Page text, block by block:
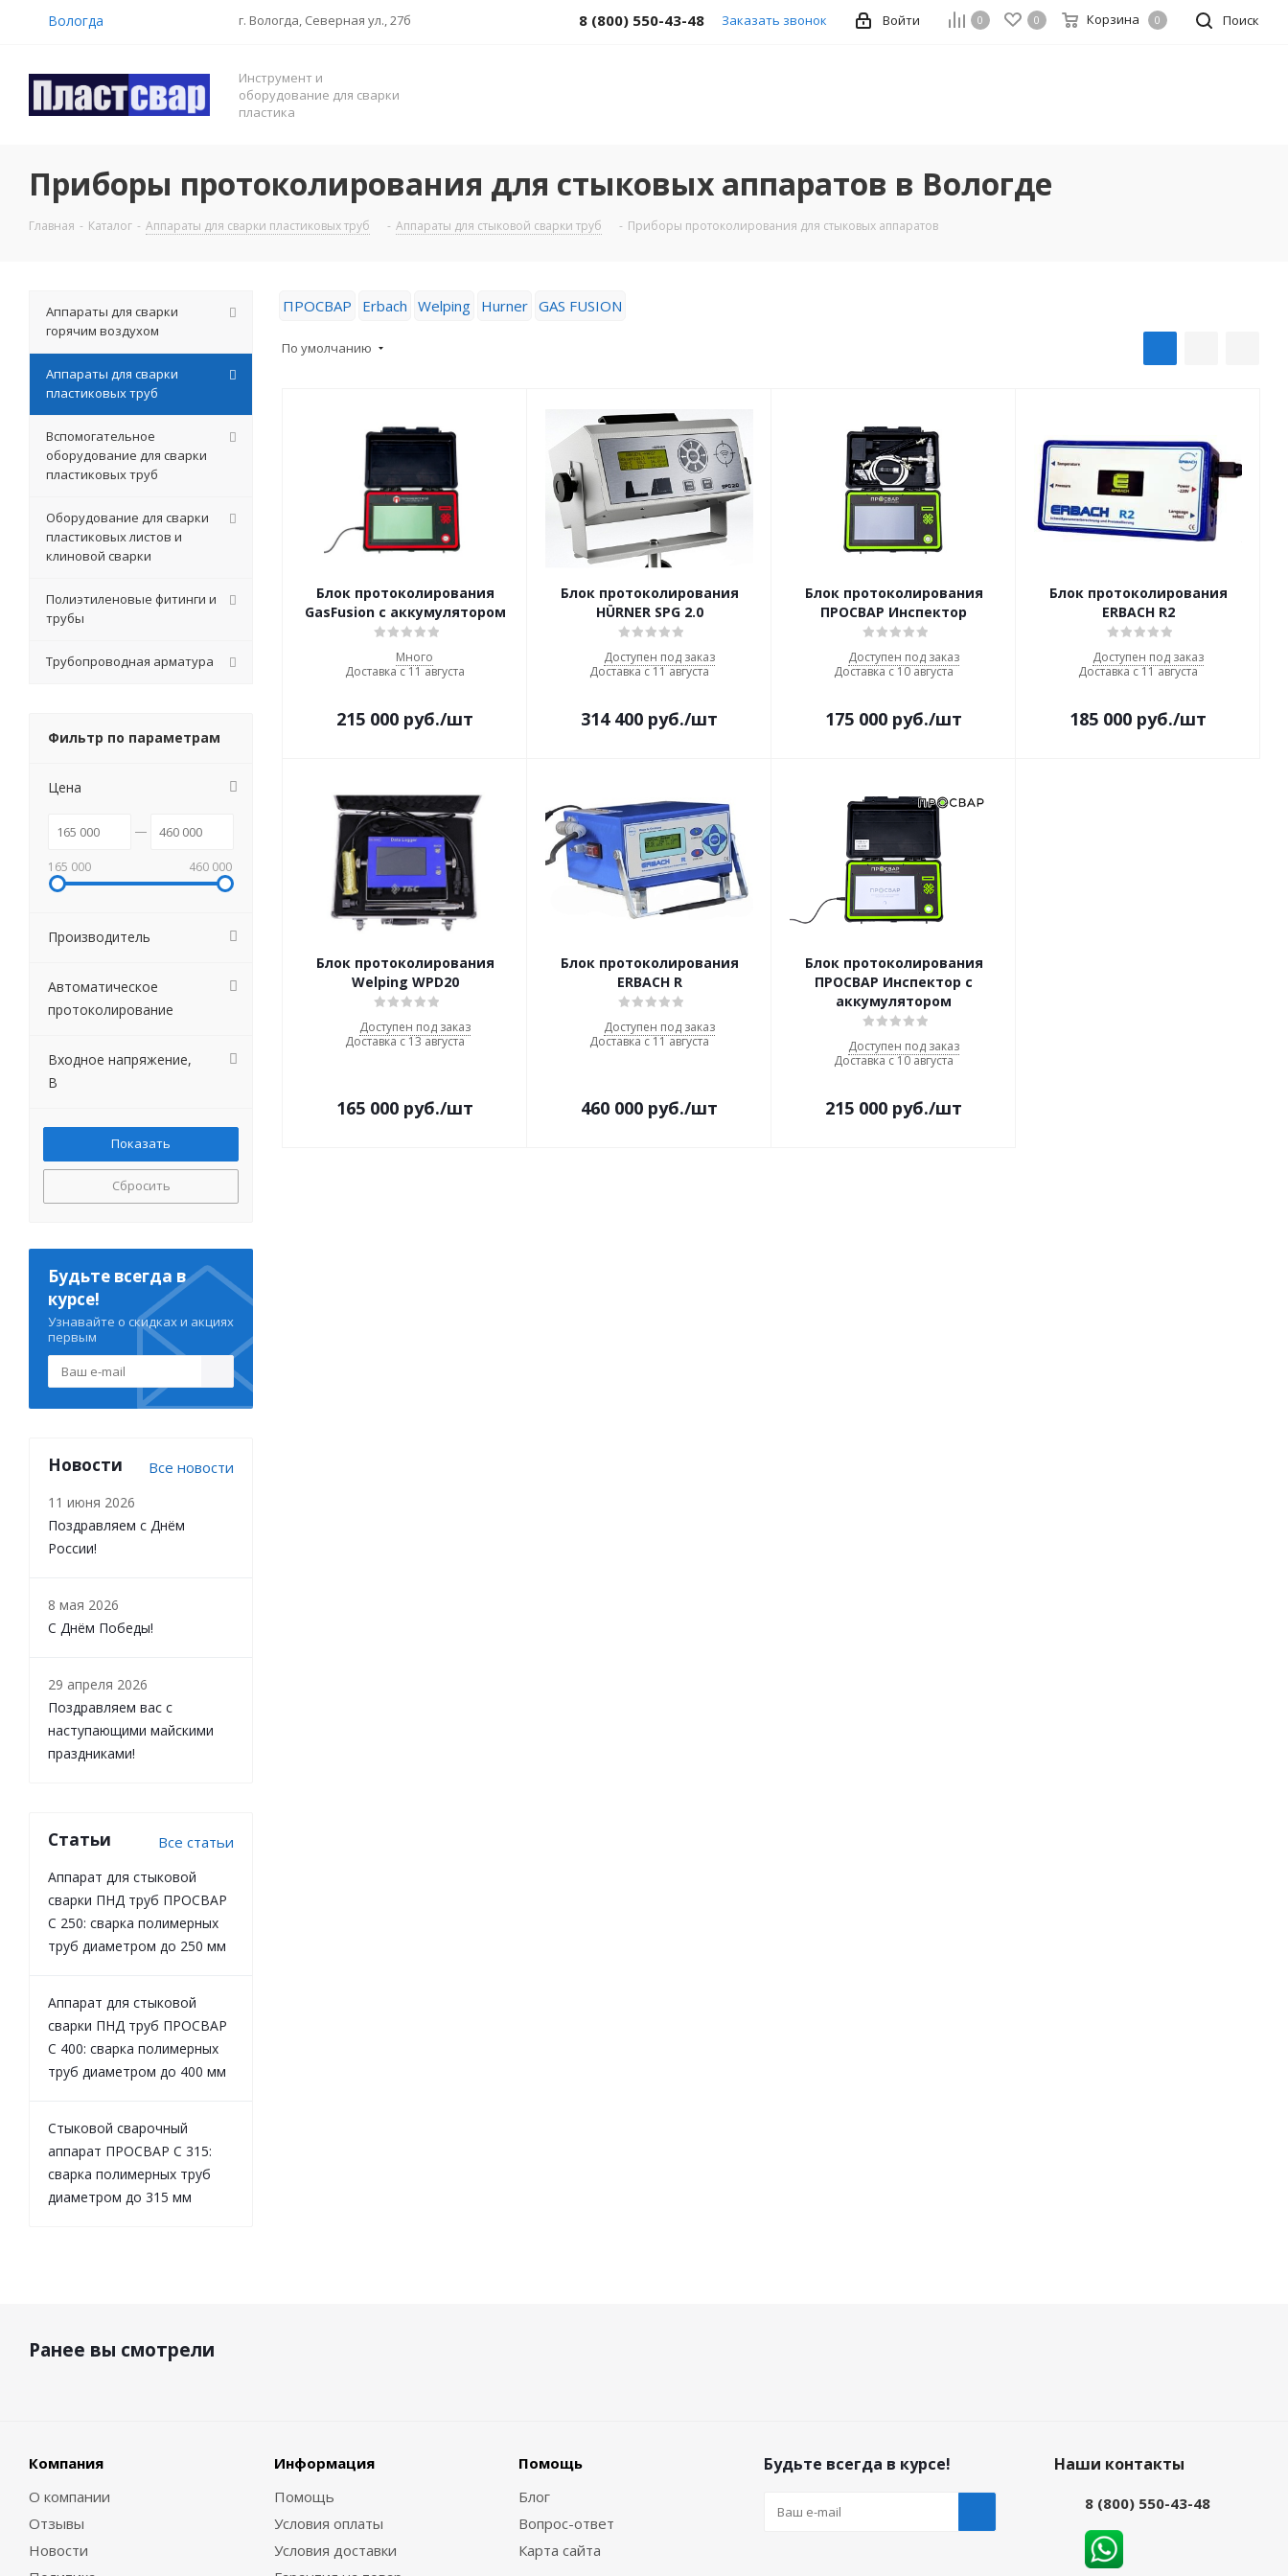
Вологда г. Вологда, Северная ул., 27б Поиск
0 0 Корзина 0
Войти
8 (800) 550-43-48 Заказать звонок
Инструмент и
оборудование для сварки
пластика
Приборы протоколирования для стыковых аппаратов в Вологде
Главная - Каталог - Аппараты для сварки пластиковых труб - Аппараты для стыковой сварки труб - Приборы протоколирования для стыковых аппаратов
ПРОСВАР Erbach Welping Hurner GAS FUSION
По умолчанию
Блок протоколирования
GasFusion с аккумулятором
Много
Доставка с 11 августа
215 000 руб./шт
Блок протоколирования
HÜRNER SPG 2.0
Доступен под заказ
Доставка с 11 августа
314 400 руб./шт
Блок протоколирования
ПРОСВАР Инспектор
Доступен под заказ
Доставка с 10 августа
175 000 руб./шт
Блок протоколирования
ERBACH R2
Доступен под заказ
Доставка с 11 августа
185 000 руб./шт
Блок протоколирования
Welping WPD20
Доступен под заказ
Доставка с 13 августа
165 000 руб./шт
Блок протоколирования
ERBACH R
Доступен под заказ
Доставка с 11 августа
460 000 руб./шт
Блок протоколирования
ПРОСВАР Инспектор с
аккумулятором
Доступен под заказ
Доставка с 10 августа
215 000 руб./шт
Аппараты для сварки
горячим воздухом
Аппараты для сварки
пластиковых труб
Вспомогательное
оборудование для сварки
пластиковых труб
Оборудование для сварки
пластиковых листов и
клиновой сварки
Полиэтиленовые фитинги и
трубы
Трубопроводная арматура
Фильтр по параметрам
Цена
165 000 460 000
Производитель
Автоматическое
протоколирование
Входное напряжение,
В
Сбросить
Будьте всегда в
курсе!
Узнавайте о скидках и акциях
первым
Новости Все новости
11 июня 2026
Поздравляем с Днём
России!
8 мая 2026
С Днём Победы!
29 апреля 2026
Поздравляем вас с
наступающими майскими
праздниками!
Статьи Все статьи
Аппарат для стыковой
сварки ПНД труб ПРОСВАР
С 250: сварка полимерных
труб диаметром до 250 мм
Аппарат для стыковой
сварки ПНД труб ПРОСВАР
С 400: сварка полимерных
труб диаметром до 400 мм
Стыковой сварочный
аппарат ПРОСВАР С 315:
сварка полимерных труб
диаметром до 315 мм
Ранее вы смотрели
Компания
О компании
Отзывы
Новости
Информация
Помощь
Условия оплаты
Условия доставки
Помощь
Блог
Вопрос-ответ
Карта сайта
Будьте всегда в курсе! Наши контакты
8 (800) 550-43-48